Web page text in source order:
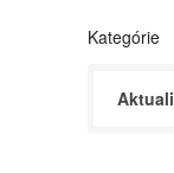
Kategórie